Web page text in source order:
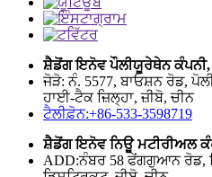
ਸ਼ੈਡੋਂਗ ਇਨੋਵ ਪੌਲੀਯੂਰੇਥੇਨ ਕੰਪਨੀ,
ਜੋੜੋ: ਨੰ. 5577, ਬਾਓਸ਼ਨ ਰੋਡ,
ਹਾਈ-ਟੈਕ ਜ਼ਿਲ੍ਹਾ, ਜ਼ੀਬੋ, ਚੀਨ
ਟੈਲੀਫ਼ੋਨ:+86-533-3598719
ਸ਼ੈਡੋਂਗ ਇਨੋਵ ਨਿਊ ਮਟੀਰੀਅਲ
ADD:ਨੰਬਰ 58 ਫੇਂਗਗੁਆਨ ਰੋਡ,